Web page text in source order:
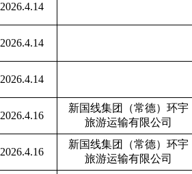
2026.4.14
2026.4.14
2026.4.14
2026.4.16
新国线集团（常德）环宇
旅游运输有限公司
2026.4.16
新国线集团（常德）环宇
旅游运输有限公司